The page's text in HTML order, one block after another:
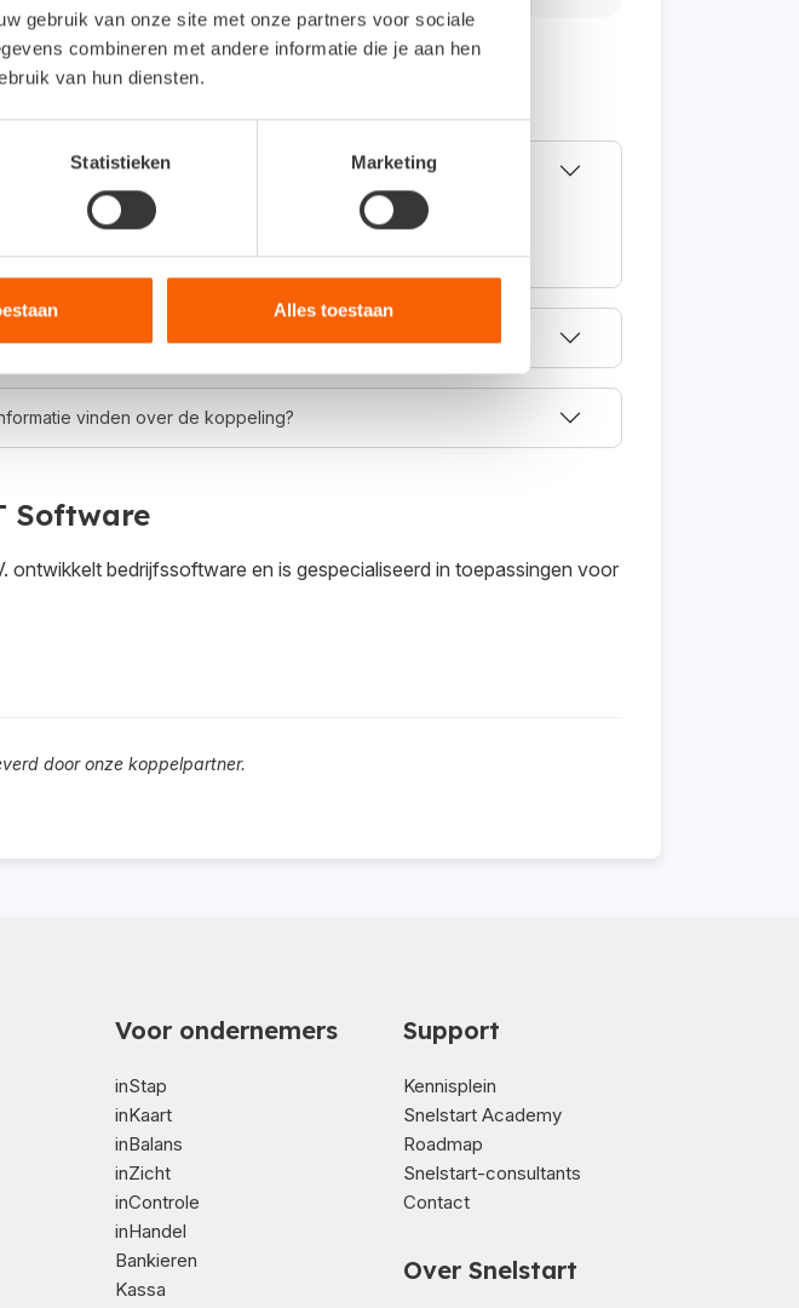
gebruik van onze site met onze partners voor sociale
combineren met andere informatie die je aan hen
van hun diensten.
Statistieken Marketing
Alles toestaan
gaat het?
importeer je een Excel-/CSV-bestand. Deze koppeling kun je
vinden over de koppeling?
Software
ontwikkelt bedrijfssoftware en is gespecialiseerd in toepassingen voor
door onze koppelpartner.
Voor ondernemers
inStap
inKaart
inBalans
inZicht
inControle
inHandel
Bankieren
Kassa
Support
Kennisplein
Snelstart Academy
Roadmap
Snelstart-consultants
Contact
Over Snelstart